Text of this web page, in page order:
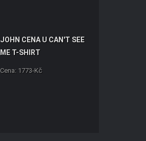
JOHN CENA U CAN'T SEE
ME T-SHIRT
Cena: 1773-Kč